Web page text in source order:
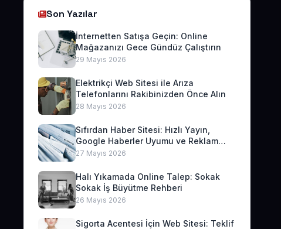
Son Yazılar
İnternetten Satışa Geçin: Online
Mağazanızı Gece Gündüz Çalıştırın
29 Mayıs 2026
Elektrikçi Web Sitesi ile Arıza
Telefonlarını Rakibinizden Önce Alın
28 Mayıs 2026
Sıfırdan Haber Sitesi: Hızlı Yayın,
Google Haberler Uyumu ve Reklam
Geliri
27 Mayıs 2026
Halı Yıkamada Online Talep: Sokak
Sokak İş Büyütme Rehberi
26 Mayıs 2026
Sigorta Acentesi İçin Web Sitesi: Teklif